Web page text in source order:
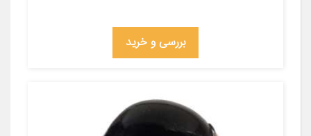
بررسی و خرید